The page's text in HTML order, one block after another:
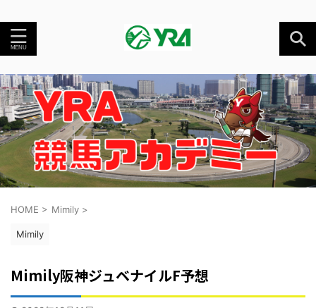
HOME > Mimily >
Mimily
Mimily阪神ジュベナイルF予想